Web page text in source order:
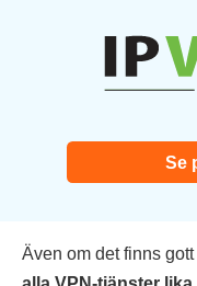
Se
Även om det finns